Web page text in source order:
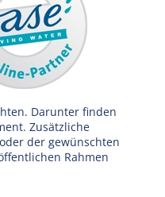
Darunter finden
Zusätzliche
der gewünschten
Rahmen